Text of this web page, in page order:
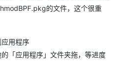
的文件，这个很重
用程序
「应用程序」文件夹拖，等进度